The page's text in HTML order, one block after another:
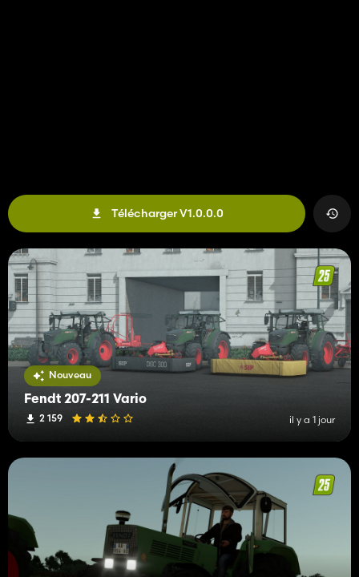
Télécharger V1.0.0.0
Nouveau
Fendt 207-211 Vario
2 159 il y a 1 jour